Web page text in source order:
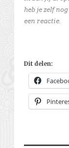
heb je zelf
een reactie.
Dit delen: